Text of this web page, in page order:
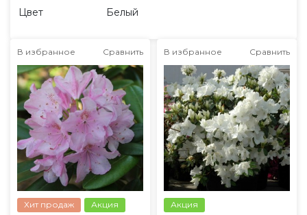
Цвет Белый
В избранное Сравнить
Хит продаж Акция
В избранное Сравнить
Акция